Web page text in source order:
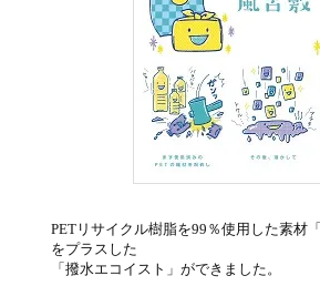
PETリサイクル樹脂を99％使用した素材
をプラスした
「撥水エコイスト」ができました。